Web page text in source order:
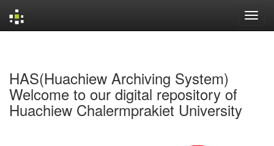
HAS(Huachiew Archiving System)
Welcome to our digital repository of
Huachiew Chalermprakiet University